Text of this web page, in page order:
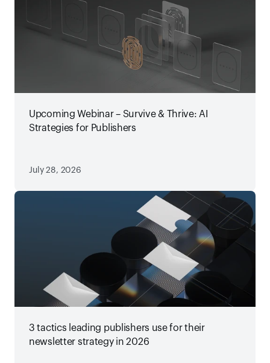
Upcoming Webinar – Survive & Thrive: AI
Strategies for Publishers
July 28, 2026
3 tactics leading publishers use for their
newsletter strategy in 2026